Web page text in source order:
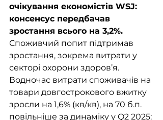
очікування економістів WSJ:
консенсус передбачав
зростання всього на 3,2%.
Споживчий попит підтримав
зростання, зокрема витрати у
секторі охорони здоров’я.
Водночас витрати споживачів на
товари довгострокового вжитку
зросли на 1,6% (кв/кв), на 70 б.п.
повільніше за динаміку у Q2 2025: